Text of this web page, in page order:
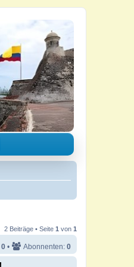
2 Beiträge • Seite 1 von 1
0 • Abonnenten: 0